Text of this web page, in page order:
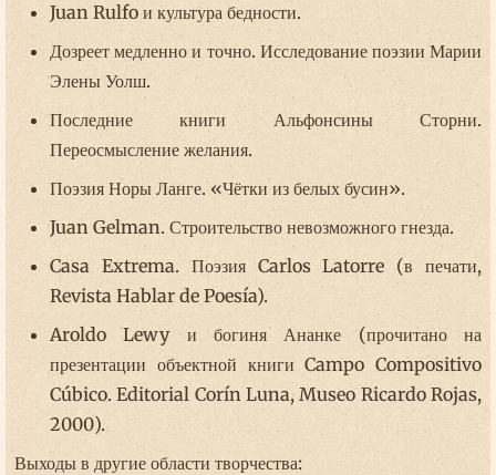
Juan Rulfo и культура бедности.
Дозреет медленно и точно. Исследование поэзии Марии
Элены Уолш.
Последние книги Альфонсины Сторни.
Переосмысление желания.
Поэзия Норы Ланге. «Чётки из белых бусин».
Juan Gelman. Строительство невозможного гнезда.
Casa Extrema. Поэзия Carlos Latorre (в печати,
Revista Hablar de Poesía).
Aroldo Lewy и богиня Ананке (прочитано на
презентации объектной книги Campo Compositivo
Cúbico. Editorial Corín Luna, Museo Ricardo Rojas,
2000).
Выходы в другие области творчества: